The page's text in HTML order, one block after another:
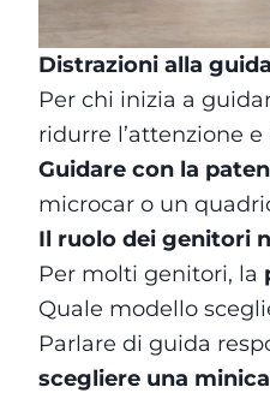
Distrazioni alla
Per chi inizia a
ridurre l’attenzione
Guidare con la
microcar o un
Il ruolo dei genitori
Per molti genitori, la
Quale modello
Parlare di guida
scegliere una